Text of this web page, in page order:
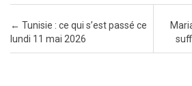
Post navigation
← Tunisie : ce qui s’est passé ce
lundi 11 mai 2026